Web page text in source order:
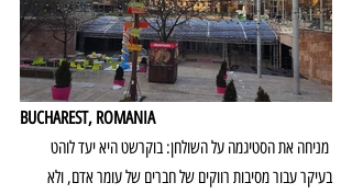
BUCHAREST, ROMANIA
מניחה את הסטיגמה על השולחן: בוקרשט היא יעד לוהט
בעיקר עבור מסיבות רווקים של חברים של עומר אדם, ולא